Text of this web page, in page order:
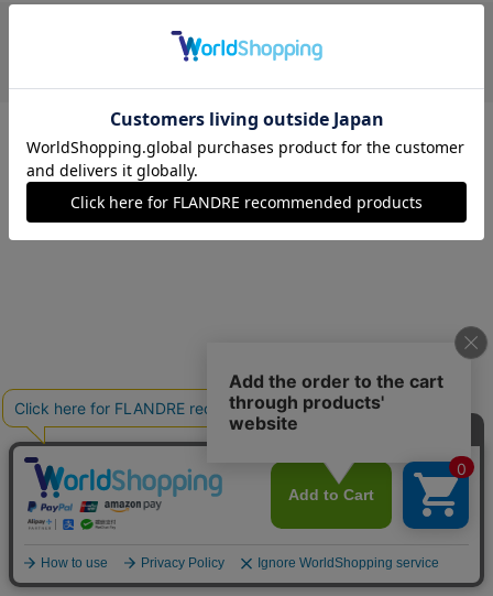
在庫なし
09(9号) 残り1点